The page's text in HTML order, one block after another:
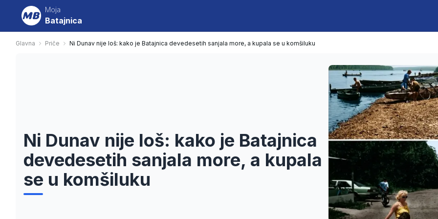
Moja
Batajnica
Glavna Priče Ni Dunav nije loš: kako je Batajnica devedesetih sanjala more, a kupala se u komšiluku
Ni Dunav nije loš: kako je Batajnica
devedesetih sanjala more, a kupala
se u komšiluku